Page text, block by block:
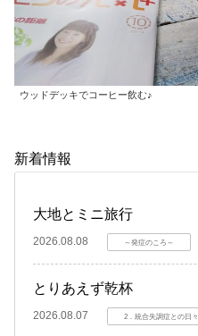
ウッドデッキでコーヒー飲む♪
新着情報
大地とミニ旅行
2026.08.08 ～発症のころ～
とりあえず乾杯
2026.08.07 2．統合失調症との日々